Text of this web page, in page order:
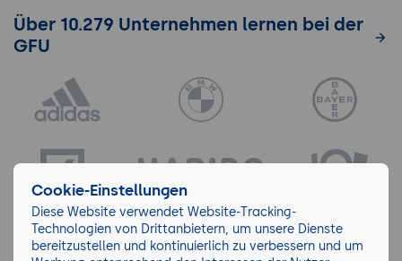
Über 10.279 Unternehmen lernen bei der
GFU
Cookie-Einstellungen
Diese Website verwendet Website-Tracking-
Technologien von Drittanbietern, um unsere Dienste
bereitzustellen und kontinuierlich zu verbessern und um